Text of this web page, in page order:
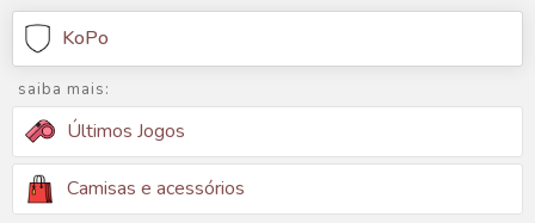
KoPo
saiba mais:
Últimos Jogos
Camisas e acessórios